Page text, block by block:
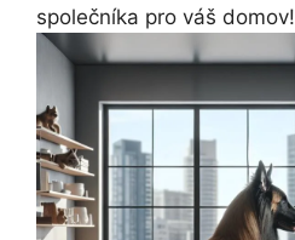
společníka pro váš domov!